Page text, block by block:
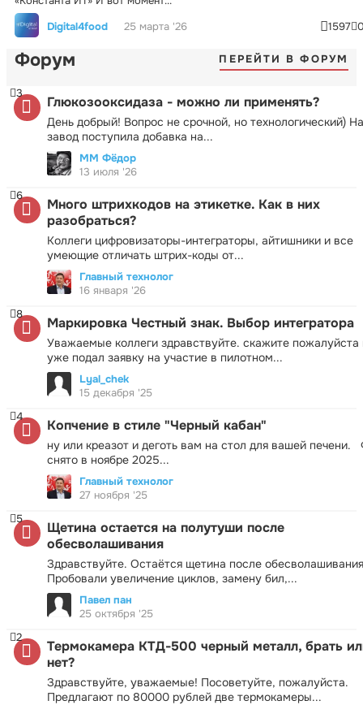
Digital4food
25 марта '26 1597
Форум ПЕРЕЙТИ В ФОРУМ
Глюкозооксидаза - можно ли применять?
День добрый! Вопрос не срочной, но технологический) На
завод поступила добавка на...
3
ММ Фёдор
13 июля '26
Много штрихкодов на этикетке. Как в них
разобраться?
Коллеги цифровизаторы-интеграторы, айтишники и все
умеющие отличать штрих-коды от...
6
Главный технолог
16 января '26
Маркировка Честный знак. Выбор интегратора
Уважаемые коллеги здравствуйте. скажите пожалуйста
уже подал заявку на участие в пилотном...
8
Lyal_chek
15 декабря '25
Копчение в стиле "Черный кабан"
ну или креазот и деготь вам на стол для вашей печени.
снято в ноябре 2025...
4
Главный технолог
27 ноября '25
Щетина остается на полутуши после
обесволашивания
Здравствуйте. Остаётся щетина после
Пробовали увеличение циклов, замену бил,...
5
Павел пан
25 октября '25
Термокамера КТД-500 черный металл, брать
нет?
Здравствуйте, уважаемые! Посоветуйте, пожалуйста.
Предлагают по 80000 рублей две термокамеры...
2